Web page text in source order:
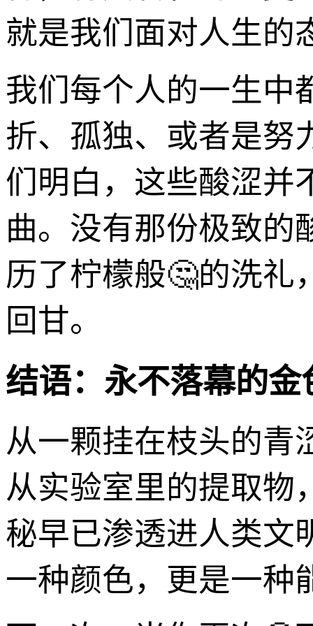
就是我们面对人生的
我们每个人的一生
折、孤独、或者是努
们明白，这些酸涩并
曲。没有那份极致的
历了柠檬般🤔的洗礼
回甘。
结语：永不落幕的金
从一颗挂在枝头的青
从实验室里的提取物
秘早已渗透进人类文
一种颜色，更是一种